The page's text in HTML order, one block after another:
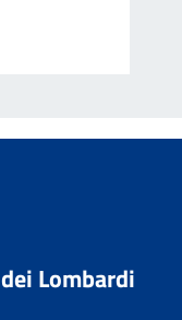
Lombardi